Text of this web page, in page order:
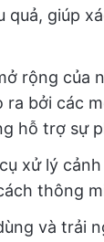
giúp
rộng của
bởi các
hỗ trợ sự
xử lý
thông
và trải